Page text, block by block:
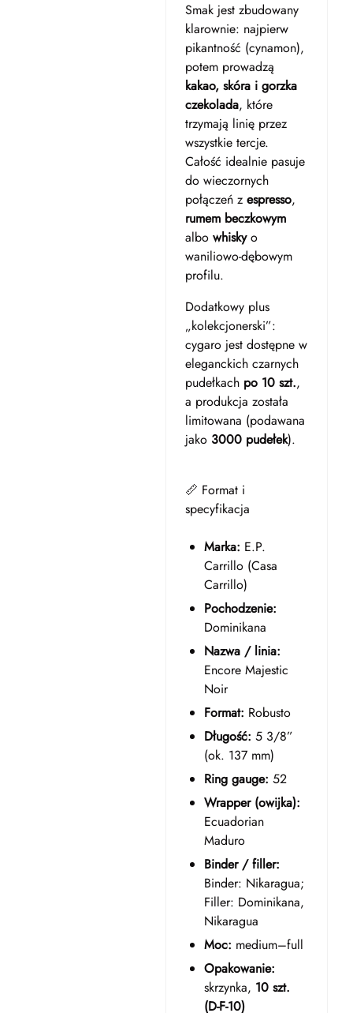
Smak jest zbudowany
klarownie: najpierw
pikantność (cynamon),
potem prowadzą
kakao, skóra i gorzka
czekolada, które
trzymają linię przez
wszystkie tercje.
Całość idealnie pasuje
do wieczornych
połączeń z espresso,
rumem beczkowym
albo whiskyo
waniliowo-dębowym
profilu.
Dodatkowy plus
„kolekcjonerski”:
cygaro jest dostępne w
eleganckich czarnych
pudełkach po 10 szt.,
a produkcja została
limitowana (podawana
jako 3000 pudełek).
📏 Format i
specyfikacja
Marka: E.P.
Carrillo (Casa
Carrillo)
Pochodzenie:
Dominikana
Nazwa / linia:
Encore Majestic
Noir
Format: Robusto
Długość: 5 3/8”
(ok. 137 mm)
Ring gauge: 52
Wrapper (owijka):
Ecuadorian
Maduro
Binder / filler:
Binder: Nikaragua;
Filler: Dominikana,
Nikaragua
Moc: medium–full
Opakowanie:
skrzynka, 10 szt.
(D-F-10)